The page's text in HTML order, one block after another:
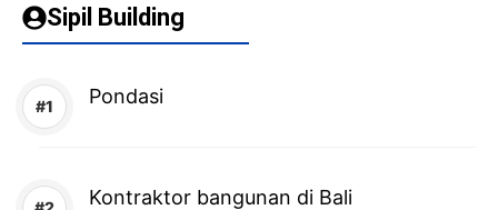
Sipil Building
Pondasi
Kontraktor bangunan di Bali